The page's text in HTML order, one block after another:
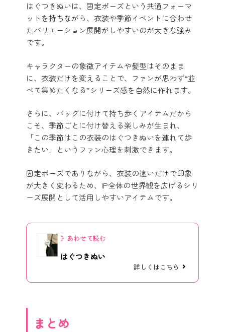
はぐつきぬいは、固定ポーズという共通フォーマ
ットを持ちながら、衣装や季節イベントに合わせ
たバリエーション展開がしやすいのが大きな強み
です。
キャラクターの象徴アイテムや髪型はそのまま
に、衣装だけを変えることで、ファンが思わず“並
べて集めたくなる”シリーズ感を自然に作れます。
さらに、バッグに付けて持ち歩くアイテムだから
こそ、季節ごとに付け替える楽しみが生まれ、
「この季節はこの衣装のはぐつきぬいを連れて歩
きたい」というファン心理を刺激できます。
固定ポーズでありながら、衣装の違いだけで印象
が大きく変わるため、IP全体の世界観を広げるシリ
ーズ展開として活用しやすいアイテムです。
あわせて読む
はぐつきぬい
詳しくはこちら
まとめ